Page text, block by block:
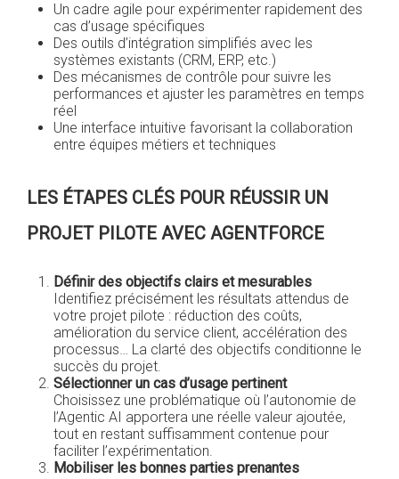
Un cadre agile pour expérimenter rapidement des
cas d’usage spécifiques
Des outils d’intégration simplifiés avec les
systèmes existants (CRM, ERP, etc.)
Des mécanismes de contrôle pour suivre les
performances et ajuster les paramètres en temps
réel
Une interface intuitive favorisant la collaboration
entre équipes métiers et techniques
LES ÉTAPES CLÉS POUR RÉUSSIR UN
PROJET PILOTE AVEC AGENTFORCE
Définir des objectifs clairs et mesurables
Identifiez précisément les résultats attendus de
votre projet pilote : réduction des coûts,
amélioration du service client, accélération des
processus… La clarté des objectifs conditionne le
succès du projet.
Sélectionner un cas d’usage pertinent
Choisissez une problématique où l’autonomie de
l’Agentic AI apportera une réelle valeur ajoutée,
tout en restant suffisamment contenue pour
faciliter l’expérimentation.
Mobiliser les bonnes parties prenantes